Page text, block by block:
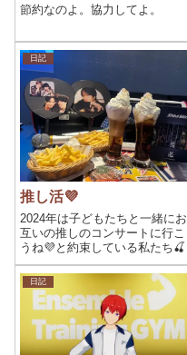
節約なのよ。協力してよ。
日記
推し活💜
2024年は子どもたちと一緒にお
互いの推しのコンサートに行こ
うね💜と約束している私たち🍒
日記